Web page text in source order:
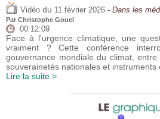
Vidéo du 11 février 2026 - Dans les
Par Christophe Gouel
00:12:09
Face à l'urgence climatique, une
vraiment ? Cette conférence
gouvernance mondiale du climat, entre
souverainetés nationales et instruments
Lire la suite >